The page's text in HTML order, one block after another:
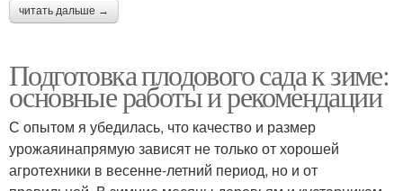
читать дальше →
Подготовка плодового сада к зиме:
основные работы и рекомендации
С опытом я убедилась, что качество и размер
урожаяинапрямую зависят не только от хорошей
агротехники в весенне-летний период, но и от